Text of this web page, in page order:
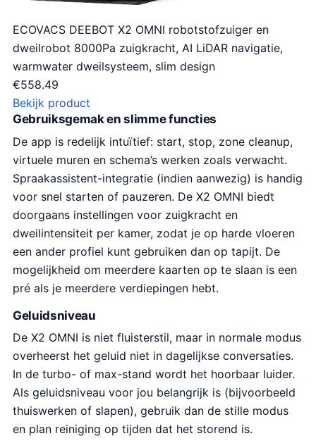
ECOVACS DEEBOT X2 OMNI robotstofzuiger en
dweilrobot 8000Pa zuigkracht, AI LiDAR navigatie,
warmwater dweilsysteem, slim design
€558.49
Bekijk product
Gebruiksgemak en slimme functies
De app is redelijk intuïtief: start, stop, zone cleanup,
virtuele muren en schema’s werken zoals verwacht.
Spraakassistent-integratie (indien aanwezig) is handig
voor snel starten of pauzeren. De X2 OMNI biedt
doorgaans instellingen voor zuigkracht en
dweilintensiteit per kamer, zodat je op harde vloeren
een ander profiel kunt gebruiken dan op tapijt. De
mogelijkheid om meerdere kaarten op te slaan is een
pré als je meerdere verdiepingen hebt.
Geluidsniveau
De X2 OMNI is niet fluisterstil, maar in normale modus
overheerst het geluid niet in dagelijkse conversaties.
In de turbo- of max-stand wordt het hoorbaar luider.
Als geluidsniveau voor jou belangrijk is (bijvoorbeeld
thuiswerken of slapen), gebruik dan de stille modus
en plan reiniging op tijden dat het storend is.